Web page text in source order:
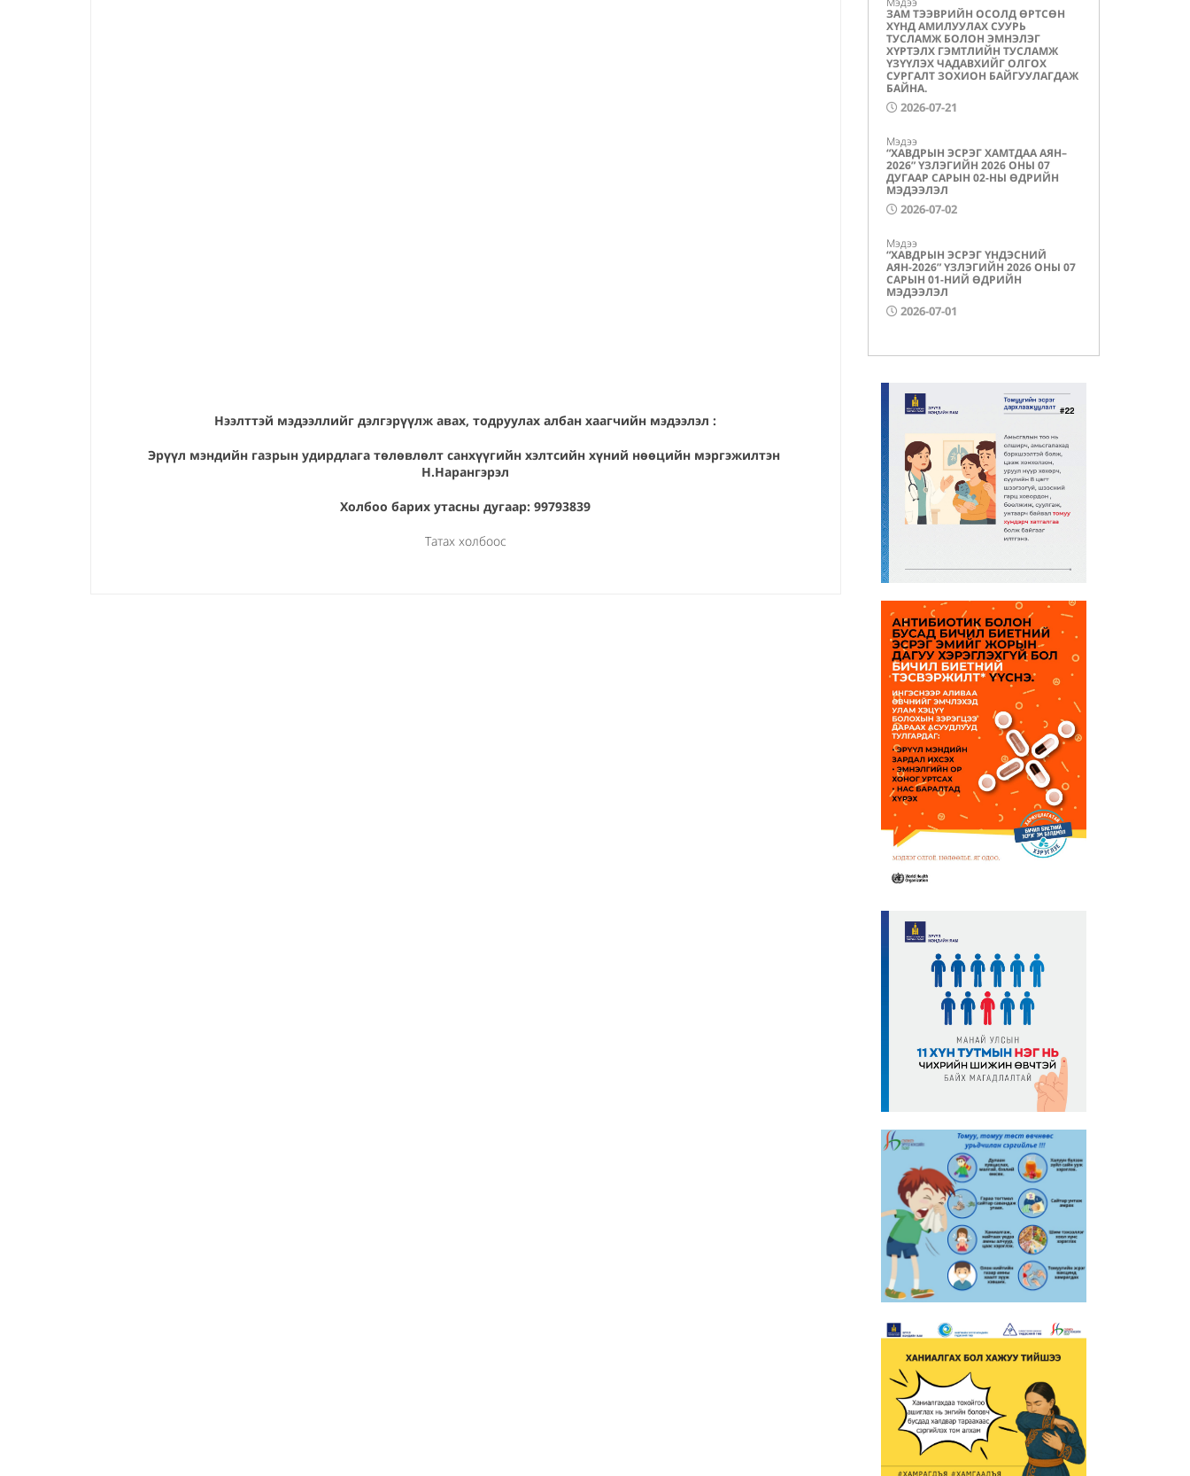
Нээлттэй мэдээллийг дэлгэрүүлж авах, тодруулах албан хаагчийн мэдээлэл :
Эрүүл мэндийн газрын удирдлага төлөвлөлт санхүүгийн хэлтсийн хүний нөөцийн мэргэжилтэн
Н.Нарангэрэл
Холбоо барих утасны дугаар: 99793839
Татах холбоос
ЗАМ ТЭЭВРИЙН ОСОЛД ӨРТСӨН
ХҮНД АМИЛУУЛАХ СУУРЬ
ТУСЛАМЖ БОЛОН ЭМНЭЛЭГ
ХҮРТЭЛХ ГЭМТЛИЙН ТУСЛАМЖ
ҮЗҮҮЛЭХ ЧАДАВХИЙГ ОЛГОХ
СУРГАЛТ ЗОХИОН БАЙГУУЛАГДАЖ
БАЙНА.
2026-07-21
Мэдээ
“ХАВДРЫН ЭСРЭГ ХАМТДАА АЯН–
2026” ҮЗЛЭГИЙН 2026 ОНЫ 07
ДУГААР САРЫН 02-НЫ ӨДРИЙН
МЭДЭЭЛЭЛ
2026-07-02
Мэдээ
“ХАВДРЫН ЭСРЭГ ҮНДЭСНИЙ
АЯН-2026” ҮЗЛЭГИЙН 2026 ОНЫ 07
САРЫН 01-НИЙ ӨДРИЙН
МЭДЭЭЛЭЛ
2026-07-01